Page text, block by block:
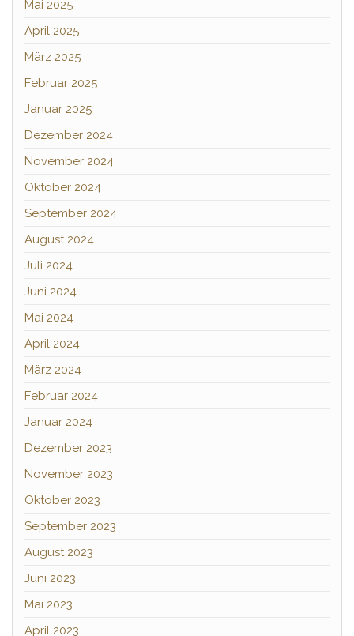
Mai 2025
April 2025
März 2025
Februar 2025
Januar 2025
Dezember 2024
November 2024
Oktober 2024
September 2024
August 2024
Juli 2024
Juni 2024
Mai 2024
April 2024
März 2024
Februar 2024
Januar 2024
Dezember 2023
November 2023
Oktober 2023
September 2023
August 2023
Juni 2023
Mai 2023
April 2023